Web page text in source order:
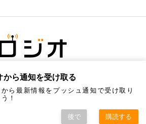
の情報にちょっと塩をひとつまみ. All Rights Reserved.
から通知を受け取る
から最新情報をプッシュ通知で受け取り
！
後で 購読する